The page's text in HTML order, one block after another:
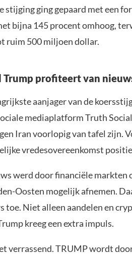
stijging ging gepaard met een
bijna 145 procent omhoog,
ruim 500 miljoen dollar.
profiteert van
aanjager van de
mediaplatform Truth
Iran voorlopig van tafel zijn.
vredesovereenkomst
werd door financiële markten
Oosten mogelijk afnemen.
toe. Niet alleen aandelen en
kreeg een extra impuls.
verrassend. TRUMP wordt